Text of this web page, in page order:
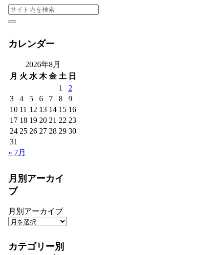
カレンダー
2026年8月
月 火 水 木 金 土 日
1
2
3
4 5 6 7 8
9
10 11 12 13 14 15 16
17 18 19 20 21 22 23
24 25 26 27 28 29 30
31
« 7月
月別アーカイ
ブ
月別アーカイブ
カテゴリー別